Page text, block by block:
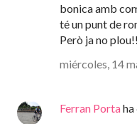
bonica amb
té un punt de
Però ja no plou!!
miércoles, 14
Ferran Porta